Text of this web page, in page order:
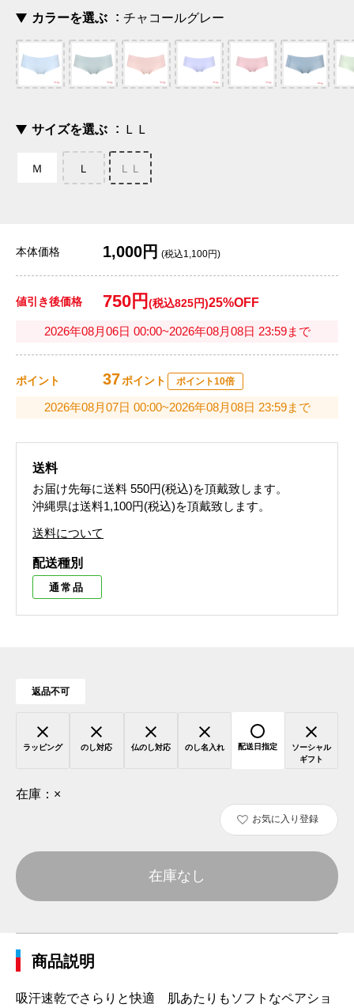
カラーを選ぶ チャコールグレー
サイズを選ぶ ＬＬ
Ｍ Ｌ ＬＬ
本体価格 1,000円 (税込1,100円)
値引き後価格 750円 (税込825円)25%OFF
2026年08月06日 00:00~2026年08月08日 23:59まで
ポイント 37ポイント ポイント10倍
2026年08月07日 00:00~2026年08月08日 23:59まで
送料
お届け先毎に送料 550円(税込)を頂戴致します。
沖縄県は送料1,100円(税込)を頂戴致します。
送料について
配送種別
通常品
返品不可
ラッピング のし対応 仏のし対応 のし名入れ 配送日指定
ソーシャル
ギフト
在庫： ×
お気に入り登録
在庫なし
商品説明
吸汗速乾でさらりと快適 肌あたりもソフトなペアショ